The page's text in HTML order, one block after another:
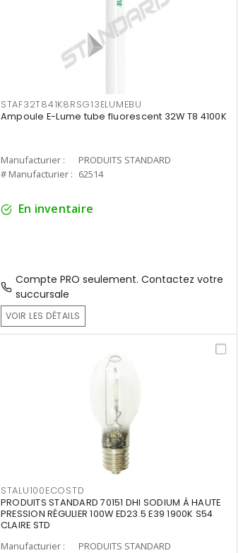
STAF32T841K8RSG13ELUMEBU
Ampoule E-Lume tube fluorescent 32W T8 4100K
Manufacturier :
PRODUITS STANDARD
# Manufacturier : 62514
En inventaire
Compte PRO seulement. Contactez votre
succursale
VOIR LES DÉTAILS
STALU100ECOSTD
PRODUITS STANDARD 70151 DHI SODIUM À HAUTE
PRESSION RÉGULIER 100W ED23.5 E39 1900K S54
CLAIRE STD
Manufacturier :
PRODUITS STANDARD